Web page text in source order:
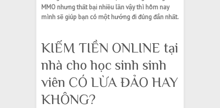
MMO nhưng thất bại nhiều lần vậy thì hôm nay
mình sẽ giúp bạn có một hướng đi đúng đắn nhất.
KIẾM TIỀN ONLINE tại
nhà cho học sinh sinh
viên CÓ LỪA ĐẢO HAY
KHÔNG?